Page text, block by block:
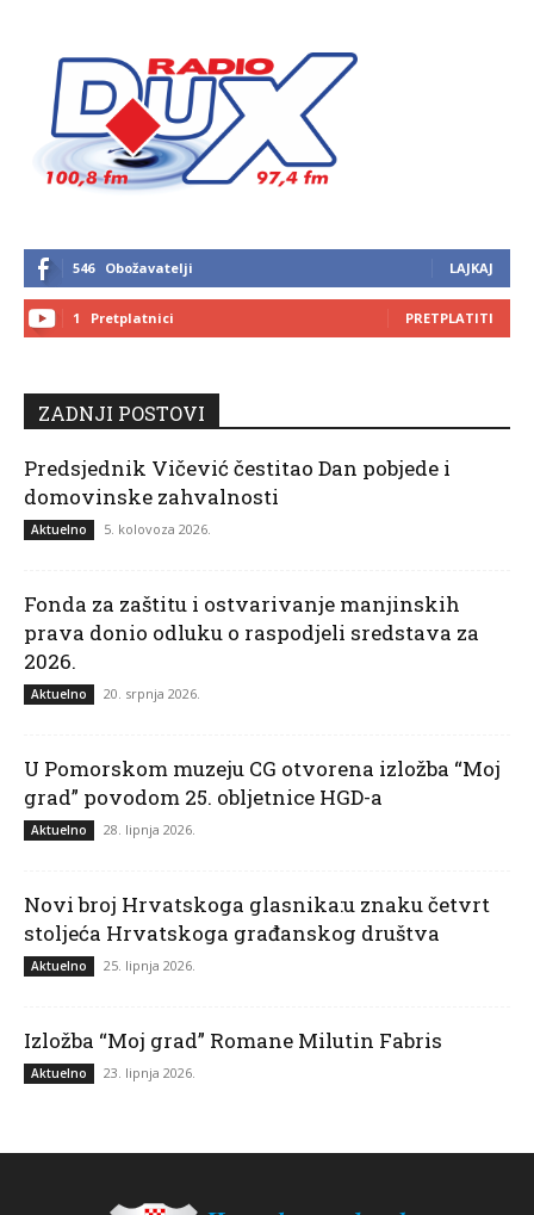
546 Obožavatelji LAJKAJ
1 Pretplatnici PRETPLATITI
ZADNJI POSTOVI
Predsjednik Vičević čestitao Dan pobjede i
domovinske zahvalnosti
Aktuelno 5. kolovoza 2026.
Fonda za zaštitu i ostvarivanje manjinskih
prava donio odluku o raspodjeli sredstava za
2026.
Aktuelno 20. srpnja 2026.
U Pomorskom muzeju CG otvorena izložba “Moj
grad” povodom 25. obljetnice HGD-a
Aktuelno 28. lipnja 2026.
Novi broj Hrvatskoga glasnika:u znaku četvrt
stoljeća Hrvatskoga građanskog društva
Aktuelno 25. lipnja 2026.
Izložba “Moj grad” Romane Milutin Fabris
Aktuelno 23. lipnja 2026.